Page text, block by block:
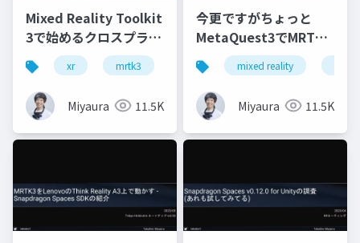
Mixed Reality Toolkit
3で始めるクロスプラッ
トフォーム開発
xr mrtk3 metaquest3 snapdragonspaces
Miyaura 11.5K
今更ですがちょっと
MetaQuest3でMRTK3
触ってみました
mixed reality
Miyaura 11.5K